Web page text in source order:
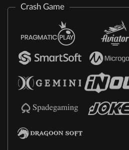
Crash Game